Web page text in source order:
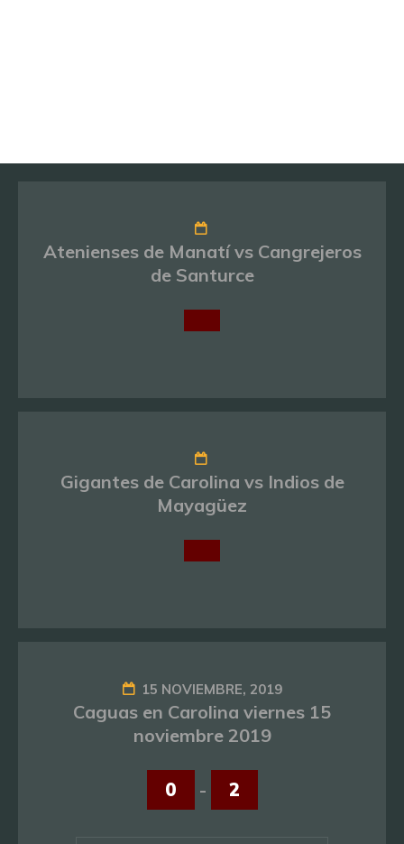
Atenienses de Manatí vs Cangrejeros
de Santurce
Gigantes de Carolina vs Indios de
Mayagüez
15 NOVIEMBRE, 2019
Caguas en Carolina viernes 15
noviembre 2019
0 - 2